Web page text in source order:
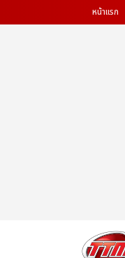
หน้าแรก